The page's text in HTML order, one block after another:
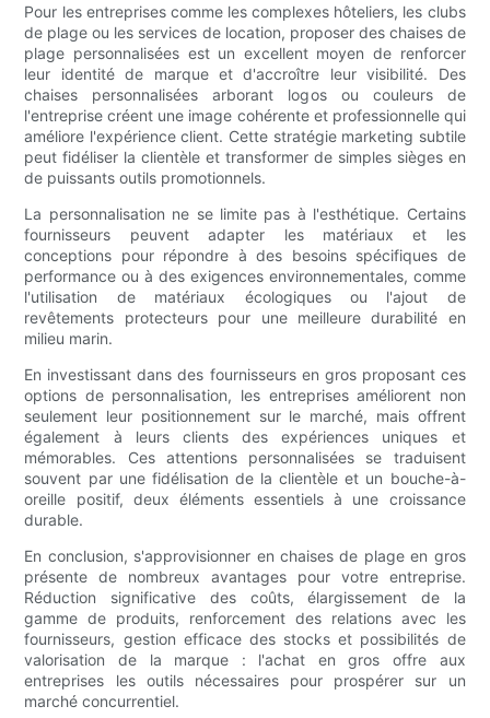
Pour les entreprises comme les complexes hôteliers, les clubs
de plage ou les services de location, proposer des chaises de
plage personnalisées est un excellent moyen de renforcer
leur identité de marque et d'accroître leur visibilité. Des
chaises personnalisées arborant logos ou couleurs de
l'entreprise créent une image cohérente et professionnelle qui
améliore l'expérience client. Cette stratégie marketing subtile
peut fidéliser la clientèle et transformer de simples sièges en
de puissants outils promotionnels.
La personnalisation ne se limite pas à l'esthétique. Certains
fournisseurs peuvent adapter les matériaux et les
conceptions pour répondre à des besoins spécifiques de
performance ou à des exigences environnementales, comme
l'utilisation de matériaux écologiques ou l'ajout de
revêtements protecteurs pour une meilleure durabilité en
milieu marin.
En investissant dans des fournisseurs en gros proposant ces
options de personnalisation, les entreprises améliorent non
seulement leur positionnement sur le marché, mais offrent
également à leurs clients des expériences uniques et
mémorables. Ces attentions personnalisées se traduisent
souvent par une fidélisation de la clientèle et un bouche-à-
oreille positif, deux éléments essentiels à une croissance
durable.
En conclusion, s'approvisionner en chaises de plage en gros
présente de nombreux avantages pour votre entreprise.
Réduction significative des coûts, élargissement de la
gamme de produits, renforcement des relations avec les
fournisseurs, gestion efficace des stocks et possibilités de
valorisation de la marque : l'achat en gros offre aux
entreprises les outils nécessaires pour prospérer sur un
marché concurrentiel.